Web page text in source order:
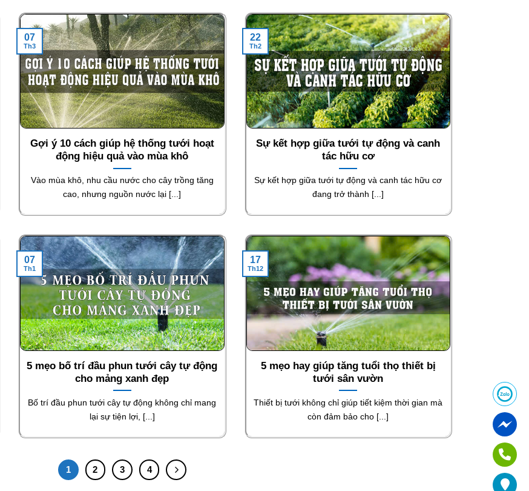
Gợi ý 10 cách giúp hệ thống tưới hoạt
động hiệu quả vào mùa khô
Vào mùa khô, nhu cầu nước cho cây trồng tăng
cao, nhưng nguồn nước lại [...]
07
Th3
Sự kết hợp giữa tưới tự động và canh
tác hữu cơ
Sự kết hợp giữa tưới tự động và canh tác hữu cơ
đang trở thành [...]
22
Th2
5 mẹo bố trí đầu phun tưới cây tự động
cho mảng xanh đẹp
Bố trí đầu phun tưới cây tự động không chỉ mang
lại sự tiện lợi, [...]
07
Th1
5 mẹo hay giúp tăng tuổi thọ thiết bị
tưới sân vườn
Thiết bị tưới không chỉ giúp tiết kiệm thời gian mà
còn đảm bảo cho [...]
17
Th12
1 2 3 4